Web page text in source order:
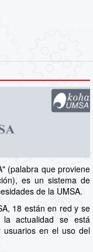
(palabra que proviene
es un sistema de
de la UMSA.
18 están en red y se
actualidad se está
usuarios en el uso del